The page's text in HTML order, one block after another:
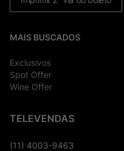
MAIS BUSCADOS
Exclusivos
Spot Offer
Wine Offer
TELEVENDAS
(11) 4003-9463